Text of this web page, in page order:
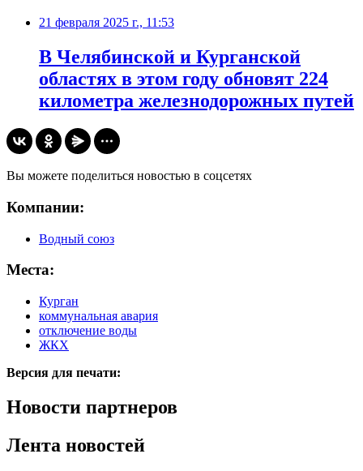
21 февраля 2025 г., 11:53
В Челябинской и Курганской
областях в этом году обновят 224
километра железнодорожных путей
Вы можете поделиться новостью в соцсетях
Компании:
Водный союз
Места:
Курган
коммунальная авария
отключение воды
ЖКХ
Версия для печати:
Новости партнеров
Лента новостей